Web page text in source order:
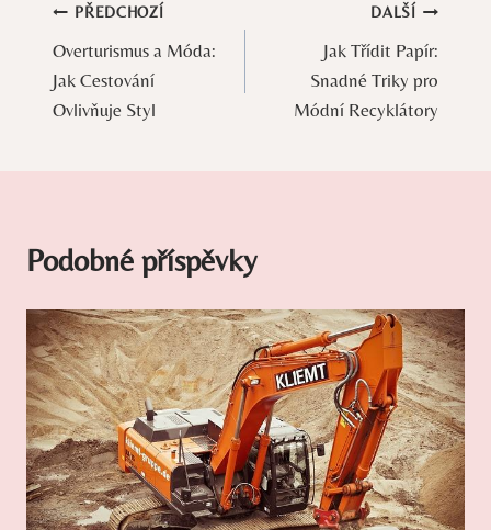
Navigace
pro
příspěvek
PŘEDCHOZÍ
Overturismus a Móda:
Jak Cestování
Ovlivňuje Styl
DALŠÍ
Jak Třídit Papír:
Snadné Triky pro
Módní Recyklátory
Podobné příspěvky